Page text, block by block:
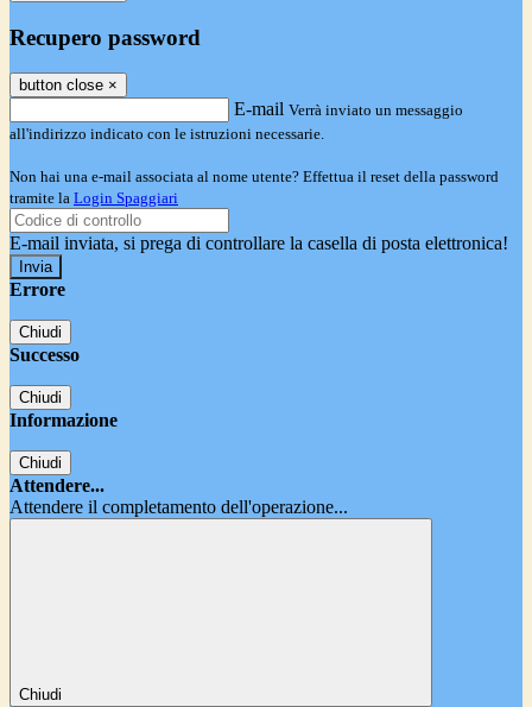
Recupero password
button close ×
E-mail Verrà inviato un messaggio
all'indirizzo indicato con le istruzioni necessarie.
Non hai una e-mail associata al nome utente? Effettua il reset della password
tramite la Login Spaggiari
E-mail inviata, si prega di controllare la casella di posta elettronica!
Errore
Chiudi
Successo
Chiudi
Informazione
Chiudi
Attendere...
Attendere il completamento dell'operazione...
Chiudi